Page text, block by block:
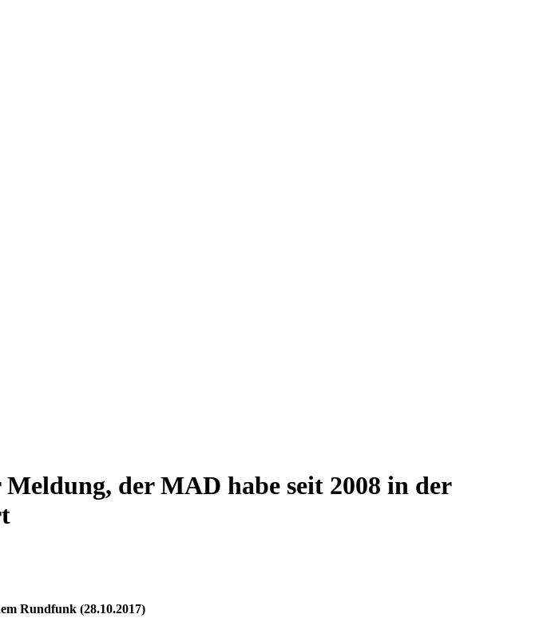
der MAD habe seit 2008 in der
Rundfunk (28.10.2017)